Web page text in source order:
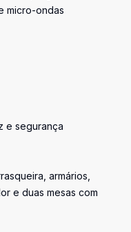
micro-ondas
e segurança
armários,
e duas mesas com